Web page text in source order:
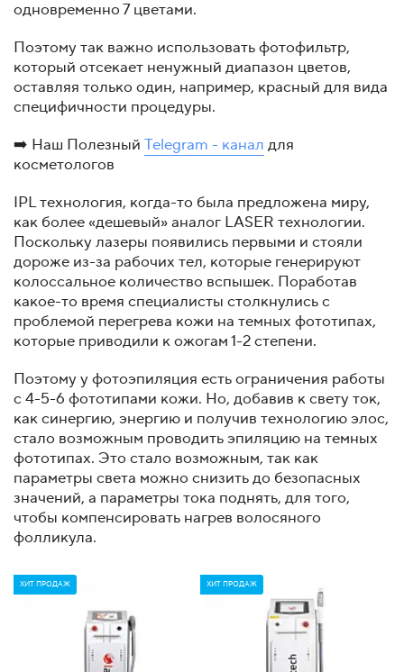
одновременно 7 цветами.
Поэтому так важно использовать фотофильтр,
который отсекает ненужный диапазон цветов,
оставляя только один, например, красный для вида
специфичности процедуры.
➡️ Наш Полезный Telegram - канал для
косметологов
IPL технология, когда-то была предложена миру,
как более «дешевый» аналог LASER технологии.
Поскольку лазеры появились первыми и стояли
дороже из-за рабочих тел, которые генерируют
колоссальное количество вспышек. Поработав
какое-то время специалисты столкнулись с
проблемой перегрева кожи на темных фототипах,
которые приводили к ожогам 1-2 степени.
Поэтому у фотоэпиляция есть ограничения работы
с 4-5-6 фототипами кожи. Но, добавив к свету ток,
как синергию, энергию и получив технологию элос,
стало возможным проводить эпиляцию на темных
фототипах. Это стало возможным, так как
параметры света можно снизить до безопасных
значений, а параметры тока поднять, для того,
чтобы компенсировать нагрев волосяного
фолликула.
ХИТ ПРОДАЖ ХИТ ПРОДАЖ